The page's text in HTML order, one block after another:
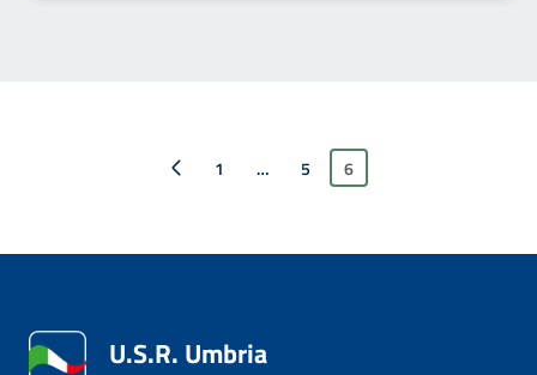
Pagina precedente
1 … 5 6
U.S.R. Umbria